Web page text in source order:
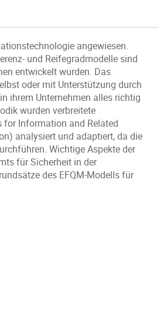
angewiesen.
und Reifegradmodelle sind
entwickelt wurden. Das
oder mit Unterstützung durch
ihrem Unternehmen alles richtig
wurden verbreitete
for Information and Related
analysiert und adaptiert, da die
Wichtige Aspekte der
für Sicherheit in der
des EFQM-Modells für